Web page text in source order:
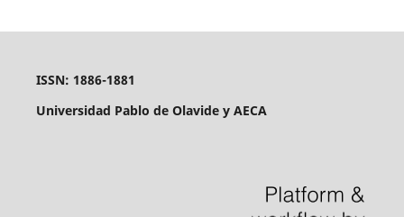
ISSN: 1886-1881
Universidad Pablo de Olavide y AECA